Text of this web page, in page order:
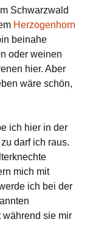
Schwarzwald
Herzogenhorn
beinahe
oder weinen
hier. Aber
wäre schön,
ich hier in der
darf ich raus.
mich mit
ich bei der
während sie mir